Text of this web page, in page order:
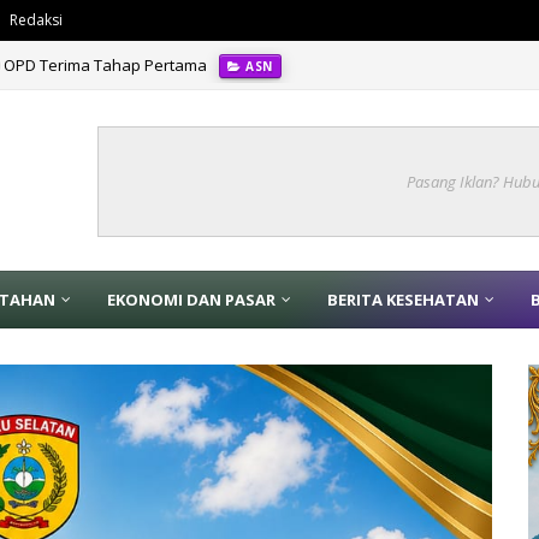
Redaksi
Terima Tahap Pertama ASN
Pasang Iklan?
EKONOMI DAN PASAR BERITA KESEHATAN